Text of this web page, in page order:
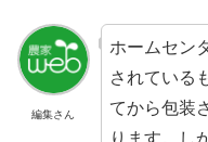
編集さん
ホームセン
されている
てから包装
ります。し